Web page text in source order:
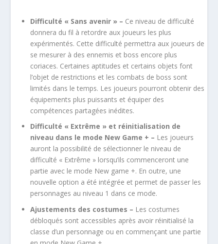
Difficulté « Sans avenir » – Ce niveau de difficulté
donnera du fil à retordre aux joueurs les plus
expérimentés. Cette difficulté permettra aux joueurs de
se mesurer à des ennemis et boss encore plus
coriaces. Certaines aptitudes et certains objets font
l’objet de restrictions et les combats de boss sont
limités dans le temps. Les joueurs pourront obtenir des
équipements plus puissants et équiper des
compétences partagées inédites.
Difficulté « Extrême » et réinitialisation de
niveau dans le mode New Game + – Les joueurs
auront la possibilité de sélectionner le niveau de
difficulté « Extrême » lorsqu’ils commenceront une
partie avec le mode New game +. En outre, une
nouvelle option a été intégrée et permet de passer les
personnages au niveau 1 dans ce mode.
Ajustements des costumes – Les costumes
débloqués sont accessibles après avoir réinitialisé la
classe d’un personnage ou en commençant une partie